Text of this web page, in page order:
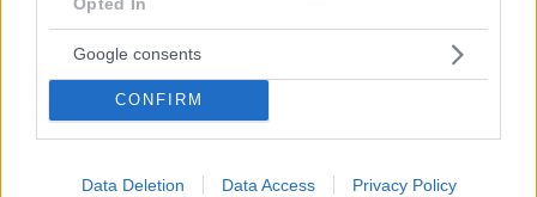
Google consents
CONFIRM
Data Deletion Data Access Privacy Policy
Πώς θα καταλάβετε αν ασκείτε παθητική επιθετικότητα
στη σχέση σας
Η Μάντσεστερ Σίτι τα βρήκε με τη Λιλ στα 135
εκατομμύρια ευρώ και αποκτά τον 19χρονο Αγιούμπ
Μπουαντί
πριν 26 λεπτά